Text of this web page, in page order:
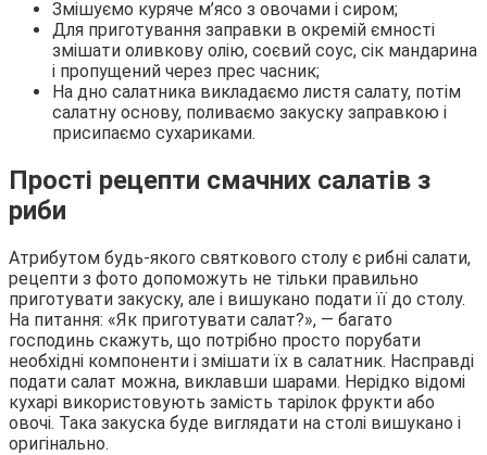
Змішуємо куряче м’ясо з овочами і сиром;
Для приготування заправки в окремій ємності
змішати оливкову олію, соєвий соус, сік мандарина
і пропущений через прес часник;
На дно салатника викладаємо листя салату, потім
салатну основу, поливаємо закуску заправкою і
присипаємо сухариками.
Прості рецепти смачних салатів з
риби
Атрибутом будь-якого святкового столу є рибні салати,
рецепти з фото допоможуть не тільки правильно
приготувати закуску, але і вишукано подати її до столу.
На питання: «Як приготувати салат?», — багато
господинь скажуть, що потрібно просто порубати
необхідні компоненти і змішати їх в салатник. Насправді
подати салат можна, виклавши шарами. Нерідко відомі
кухарі використовують замість тарілок фрукти або
овочі. Така закуска буде виглядати на столі вишукано і
оригінально.